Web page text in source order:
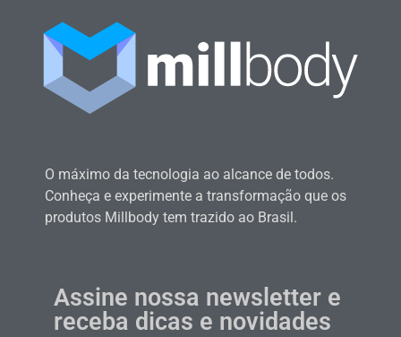
O máximo da tecnologia ao alcance de todos.
Conheça e experimente a transformação que os
produtos Millbody tem trazido ao Brasil.
Assine nossa newsletter e
receba dicas e novidades